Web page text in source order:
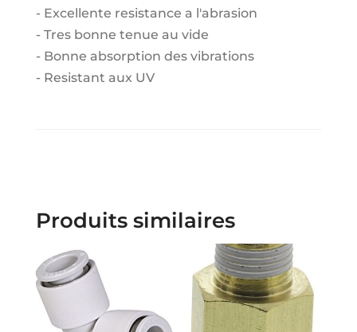
- Excellente resistance a l'abrasion
- Tres bonne tenue au vide
- Bonne absorption des vibrations
- Resistant aux UV
Produits similaires